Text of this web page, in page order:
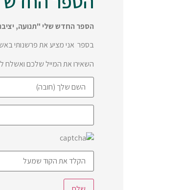
הספר החדש שלי "תנועה,
בספר אני מציע את פרשנותי
השאירו את המייל שלכם ואשלח